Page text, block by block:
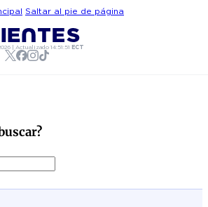
Saltar al pie de página
| Actualizado 14:51:51 ECT